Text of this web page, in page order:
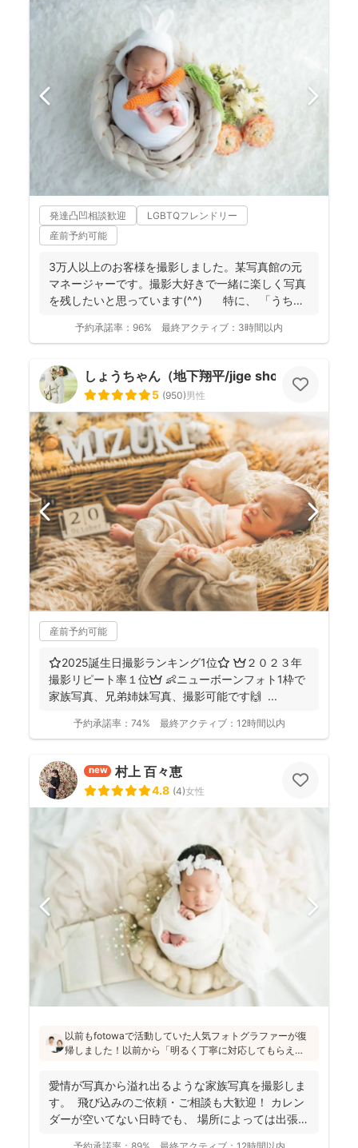
発達凸凹相談歓迎
LGBTQフレンドリー
産前予約可能
3万人以上のお客様を撮影しました。某写真館の元
マネージャーです。撮影大好きで一緒に楽しく写真
を残したいと思っています(^^) 特に、 「うち
予約承諾率： 96% 最終アクティブ： 3時間以内
しょうちゃん（地下翔平/jige shohe）
5 (950)男性
産前予約可能
⭐️2025誕生日撮影ランキング1位⭐️ 👑２０２３年
撮影リピート率１位👑 👶ニューボーンフォト1枠で
家族写真、兄弟姉妹写真、撮影可能です🙌 ...
予約承諾率： 74% 最終アクティブ： 12時間以内
new 村上 百々恵
4.8 (4)女性
以前もfotowaで活動していた人気フォトグラファーが復
帰しました！以前から「明るく丁寧に対応してもらえ
と好評です♪特にニューボーンフォトは様々な研修を受講
し、クオリティ高いお写真をお届けされています(^^)
愛情が写真から溢れ出るような家族写真を撮影しま
す。 飛び込みのご依頼・ご相談も大歓迎！ カレン
ダーが空いてない日時でも、 場所によっては出張で